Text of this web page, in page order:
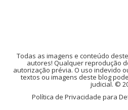
Todas as imagens e conteúdo
autores! Qualquer reprodução
autorização prévia. O uso indevido
textos ou imagens deste blog
judicial. ©
Política de Privacidade para